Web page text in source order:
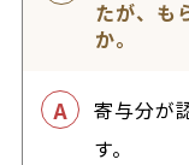
たが、も
か。
寄与分が
す。